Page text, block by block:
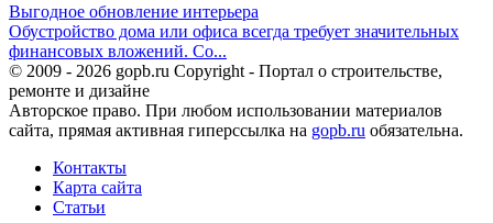
Выгодное обновление интерьера
Обустройство дома или офиса всегда требует значительных
финансовых вложений. Со...
© 2009 - 2026 gopb.ru Copyright - Портал о строительстве,
ремонте и дизайне
Авторское право. При любом использовании материалов
сайта, прямая активная гиперссылка на gopb.ru обязательна.
Контакты
Карта сайта
Статьи